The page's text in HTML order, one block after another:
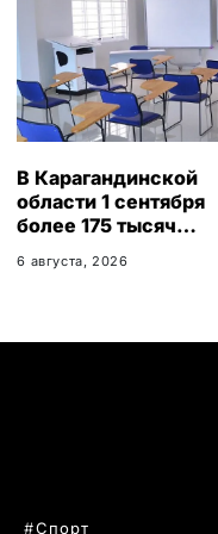
В Карагандинской
области 1 сентября
более 175 тысяч
учебный год
6 августа, 2026
Спорт